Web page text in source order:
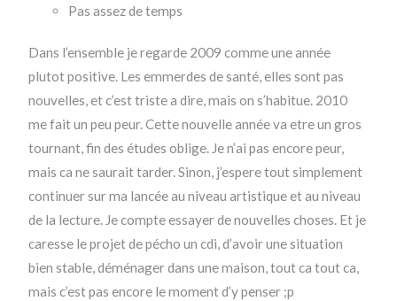
Pas assez de temps
Dans l’ensemble je regarde 2009 comme une année
plutot positive. Les emmerdes de santé, elles sont pas
nouvelles, et c’est triste a dire, mais on s’habitue. 2010
me fait un peu peur. Cette nouvelle année va etre un gros
tournant, fin des études oblige. Je n’ai pas encore peur,
mais ca ne saurait tarder. Sinon, j’espere tout simplement
continuer sur ma lancée au niveau artistique et au niveau
de la lecture. Je compte essayer de nouvelles choses. Et je
caresse le projet de pécho un cdi, d’avoir une situation
bien stable, déménager dans une maison, tout ca tout ca,
mais c’est pas encore le moment d’y penser ;p